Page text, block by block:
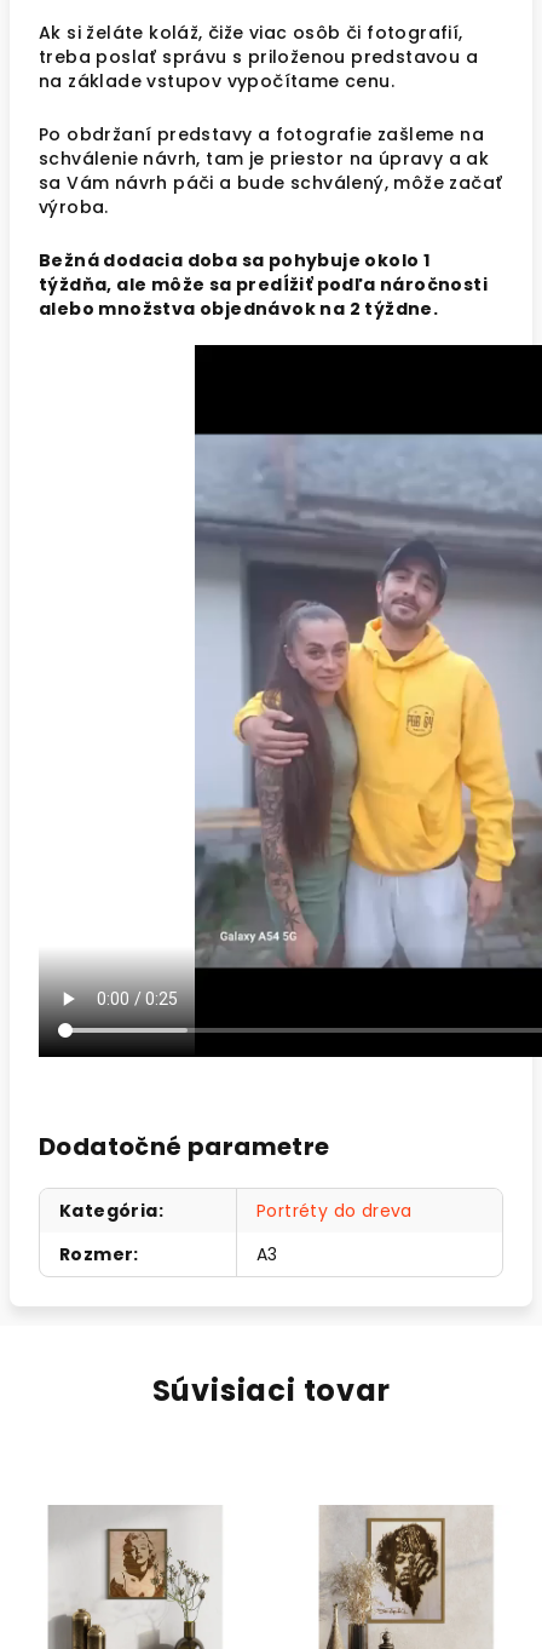
Ak si želáte koláž, čiže viac osôb či fotografií,
treba poslať správu s priloženou predstavou a
na základe vstupov vypočítame cenu.
Po obdržaní predstavy a fotografie zašleme na
schválenie návrh, tam je priestor na úpravy a ak
sa Vám návrh páči a bude schválený, môže začať
výroba.
Bežná dodacia doba sa pohybuje okolo 1
týždňa, ale môže sa predĺžiť podľa náročnosti
alebo množstva objednávok na 2 týždne.
Dodatočné parametre
Kategória:
Portréty do dreva
Rozmer: A3
Súvisiaci tovar